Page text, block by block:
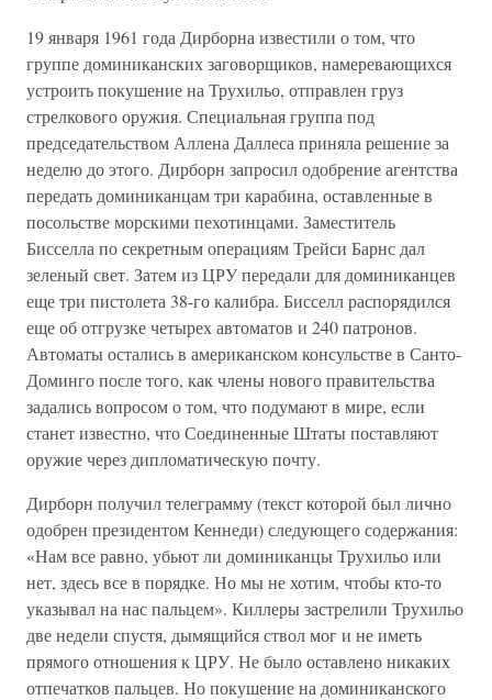
19 января 1961 года Дирборна известили о том, что
группе доминиканских заговорщиков, намеревающихся
устроить покушение на Трухильо, отправлен груз
стрелкового оружия. Специальная группа под
председательством Аллена Даллеса приняла решение за
неделю до этого. Дирборн запросил одобрение агентства
передать доминиканцам три карабина, оставленные в
посольстве морскими пехотинцами. Заместитель
Бисселла по секретным операциям Трейси Барнс дал
зеленый свет. Затем из ЦРУ передали для доминиканцев
еще три пистолета 38-го калибра. Бисселл распорядился
еще об отгрузке четырех автоматов и 240 патронов.
Автоматы остались в американском консульстве в Санто-
Доминго после того, как члены нового правительства
задались вопросом о том, что подумают в мире, если
станет известно, что Соединенные Штаты поставляют
оружие через дипломатическую почту.
Дирборн получил телеграмму (текст которой был лично
одобрен президентом Кеннеди) следующего содержания:
«Нам все равно, убьют ли доминиканцы Трухильо или
нет, здесь все в порядке. Но мы не хотим, чтобы кто-то
указывал на нас пальцем». Киллеры застрелили Трухильо
две недели спустя, дымящийся ствол мог и не иметь
прямого отношения к ЦРУ. Не было оставлено никаких
отпечатков пальцев. Но покушение на доминиканского